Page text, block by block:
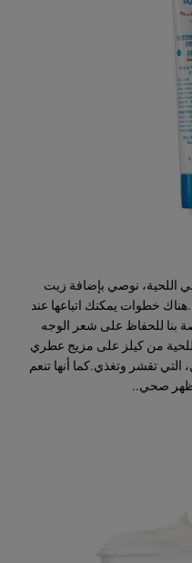
اللحية، نوصي بإضافة زيت
خطوات يمكنك اتباعها عند
بنا للحفاظ على شعر الوجه
من كيلز على مزيج عطري
تقشر وتغذي.كما أنها تنعم
صحي..